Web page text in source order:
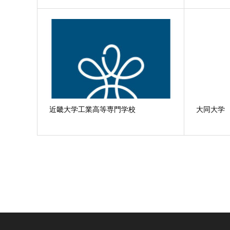
近畿大学工業高等専門学校 大同大学